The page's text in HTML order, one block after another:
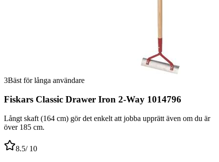
3Bäst för långa användare
Fiskars Classic Drawer Iron 2-Way 1014796
Långt skaft (164 cm) gör det enkelt att jobba upprätt även om du är
över 185 cm.
8.5/ 10